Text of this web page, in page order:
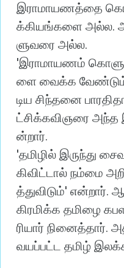
இராமாயணத்தை
க்கியங்களை அல்ல.
ளுவரை அல்ல.
'இராமாயணம்
ளை வைக்க
டிய சிந்தனை
ட்சிக்கவிஞரை அந்த
ன்றார்.
'தமிழில் இருந்து
கிவிட்டால் நம்மை
த்துவிடும்' என்றார்.
கிரமிக்க தமிழை
ரியார் நினைத்தார்.
வயப்பட்ட
தமிழ்